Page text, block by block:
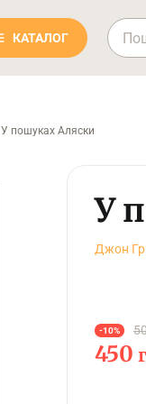
КАТАЛОГ
У пошуках Аляски
У
Джон
-10%
450